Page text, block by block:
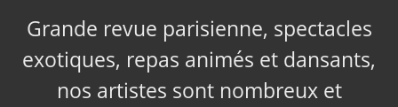
Grande revue parisienne, spectacles
exotiques, repas animés et dansants,
nos artistes sont nombreux et